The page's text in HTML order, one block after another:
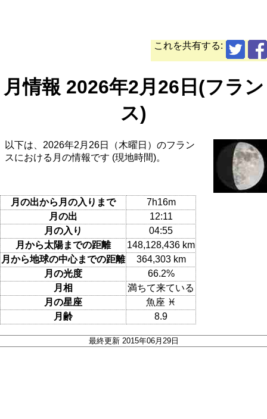
これを共有する:
月情報 2026年2月26日(フラン
ス)
以下は、2026年2月26日（木曜日）のフラン
スにおける月の情報です (現地時間)。
月の出から月の入りまで
7h16m
月の出
12:11
月の入り
04:55
月から太陽までの距離
148,128,436 km
月から地球の中心までの距離
364,303 km
月の光度
66.2%
月相
満ちて来ている
月の星座
魚座 ♓
月齢
8.9
最終更新 2015年06月29日